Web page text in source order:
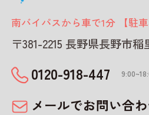
南バイパスから車で1分 【駐車
〒381-2215 長野県長野市
0120-918-447
メールでお問い合